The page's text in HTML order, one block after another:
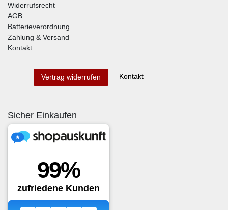
Widerrufsrecht
AGB
Batterieverordnung
Zahlung & Versand
Kontakt
Vertrag widerrufen Kontakt
Sicher Einkaufen